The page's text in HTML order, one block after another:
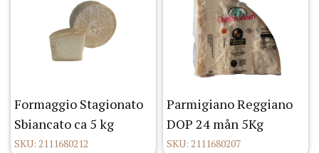
Formaggio Stagionato
Sbiancato ca 5 kg
SKU: 2111680212
Parmigiano Reggiano
DOP 24 mån 5Kg
SKU: 2111680207